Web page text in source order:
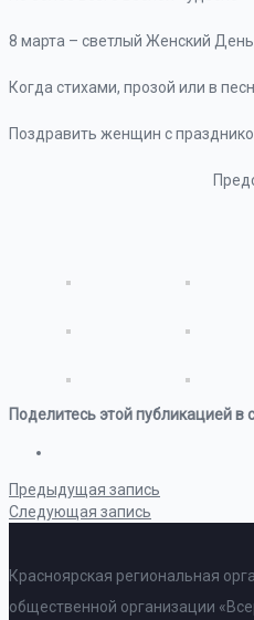
8 марта – светлый Женский
Когда стихами, прозой или в
Поздравить женщин с
Поделитесь этой публикацией в
Предыдущая запись
Следующая запись
Красноярская региональная
общественной организации